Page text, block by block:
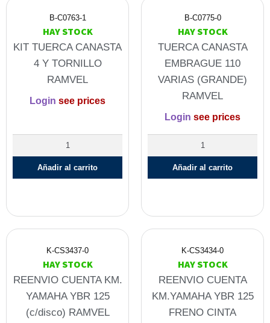
B-C0763-1
HAY STOCK
KIT TUERCA CANASTA
4 Y TORNILLO
RAMVEL
Login see prices
Añadir al carrito
B-C0775-0
HAY STOCK
TUERCA CANASTA
EMBRAGUE 110
VARIAS (GRANDE)
RAMVEL
Login see prices
Añadir al carrito
K-CS3437-0
HAY STOCK
REENVIO CUENTA KM.
YAMAHA YBR 125
(c/disco) RAMVEL
K-CS3434-0
HAY STOCK
REENVIO CUENTA
KM.YAMAHA YBR 125
FRENO CINTA